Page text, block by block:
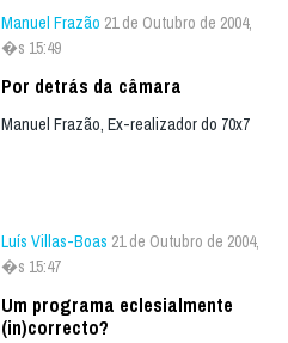
Manuel Frazão 21 de Outubro de 2004,
�s 15:49
Por detrás da câmara
Manuel Frazão, Ex-realizador do 70x7
Luís Villas-Boas 21 de Outubro de 2004,
�s 15:47
Um programa eclesialmente
(in)correcto?